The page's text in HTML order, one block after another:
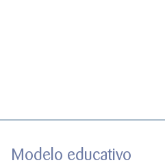
Modelo educativo